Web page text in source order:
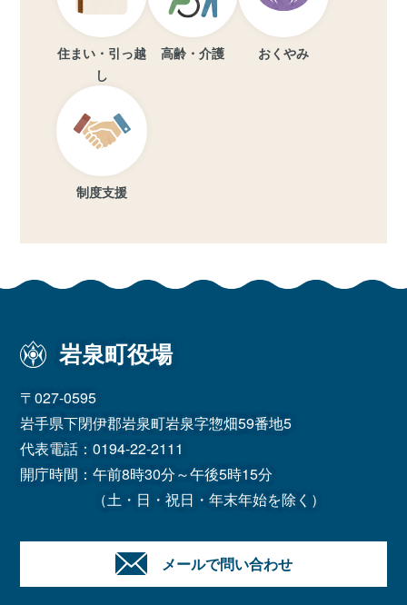
住まい・引っ越
し
高齢・介護 おくやみ
制度支援
岩泉町役場
〒027-0595
岩手県下閉伊郡岩泉町岩泉字惣畑59番地5
代表電話：0194-22-2111
開庁時間：午前8時30分～午後5時15分
（土・日・祝日・年末年始を除く）
メールで問い合わせ